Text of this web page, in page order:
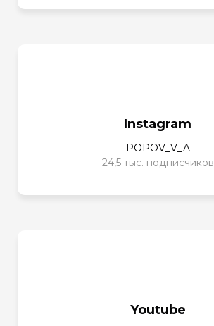
Instagram
POPOV_V_A
24,5 тыс. подписчиков
Youtube